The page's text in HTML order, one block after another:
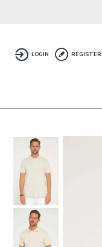
LOGIN REGISTER